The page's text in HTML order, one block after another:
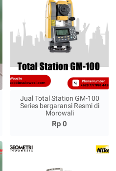
Jual Total Station GM-100
Series bergaransi Resmi di
Morowali
Rp 0